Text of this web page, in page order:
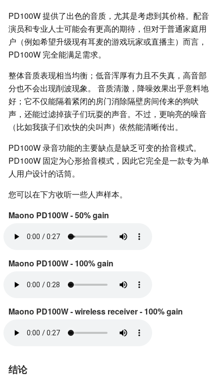
PD100W 提供了出色的音质，尤其是考虑到其价格。配音
演员和专业人士可能会有更高的期待，但对于普通家庭用
户（例如希望升级现有耳麦的游戏玩家或直播主）而言，
PD100W 完全能满足需求。
整体音质表现相当均衡；低音浑厚有力且不失真，高音部
分也不会出现削波现象。 音质清澈，降噪效果出乎意料地
好；它不仅能隔着紧闭的房门消除隔壁房间传来的狗吠
声，还能过滤掉孩子们玩耍的声音。不过，更响亮的噪音
（比如我孩子们欢快的尖叫声）依然能清晰传出。
PD100W 录音功能的主要缺点是缺乏可变的拾音模式。
PD100W 固定为心形拾音模式，因此它完全是一款专为单
人用户设计的话筒。
您可以在下方收听一些人声样本。
Maono PD100W - 50% gain
Maono PD100W - 100% gain
Maono PD100W - wireless receiver - 100% gain
结论